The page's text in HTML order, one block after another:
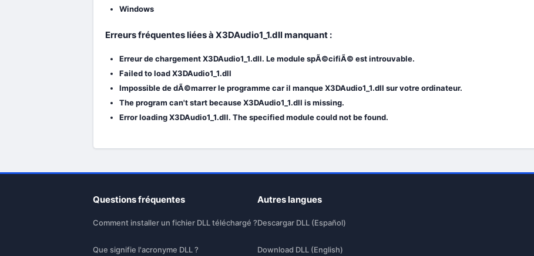
Windows
Erreurs fréquentes liées à X3DAudio1_1.dll manquant :
Erreur de chargement X3DAudio1_1.dll. Le module spÃ©cifiÃ© est introuvable.
Failed to load X3DAudio1_1.dll
Impossible de dÃ©marrer le programme car il manque X3DAudio1_1.dll sur votre ordinateur.
The program can't start because X3DAudio1_1.dll is missing.
Error loading X3DAudio1_1.dll. The specified module could not be found.
Questions fréquentes
Comment installer un fichier DLL téléchargé ?
Que signifie l'acronyme DLL ?
Autres langues
Descargar DLL (Español)
Download DLL (English)